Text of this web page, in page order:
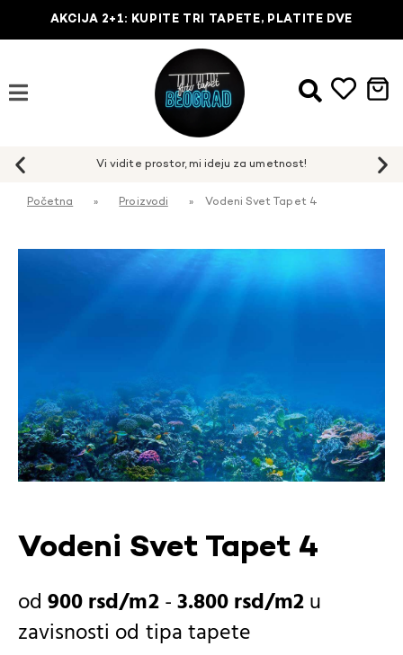
AKCIJA 2+1: KUPITE TRI TAPETE, PLATITE DVE
Početna » Proizvodi » Vodeni Svet Tapet 4
Vodeni Svet Tapet 4
900rsd -3.800rsd
u
zavisnosti od tipa tapete